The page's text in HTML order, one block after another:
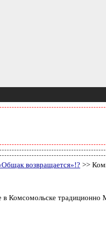
возвращается»!? >>